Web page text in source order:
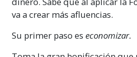
va a crear más afluencias.
Su primer paso es economizar.